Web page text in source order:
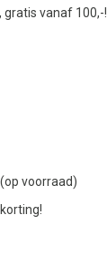
gratis vanaf 100,-!
voorraad)